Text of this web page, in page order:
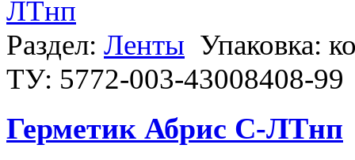
Раздел: Ленты Упаковка:
ТУ: 5772-003-43008408-99
Герметик Абрис С-ЛТнп